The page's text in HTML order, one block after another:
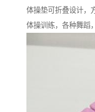
体操垫可折叠设计，
体操训练，各种舞蹈